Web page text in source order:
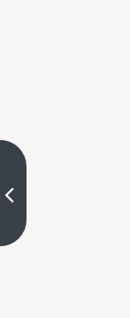
没有全天
手，她是怎